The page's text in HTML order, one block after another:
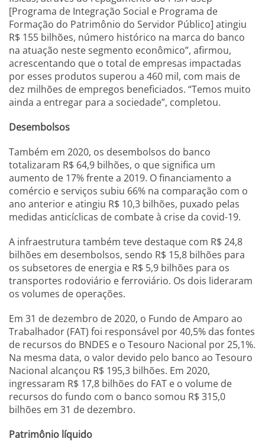
[Programa de Integração Social e Programa de
Formação do Patrimônio do Servidor Público] atingiu
R$ 155 bilhões, número histórico na marca do banco
na atuação neste segmento econômico”, afirmou,
acrescentando que o total de empresas impactadas
por esses produtos superou a 460 mil, com mais de
dez milhões de empregos beneficiados. “Temos muito
ainda a entregar para a sociedade”, completou.
Desembolsos
Também em 2020, os desembolsos do banco
totalizaram R$ 64,9 bilhões, o que significa um
aumento de 17% frente a 2019. O financiamento a
comércio e serviços subiu 66% na comparação com o
ano anterior e atingiu R$ 10,3 bilhões, puxado pelas
medidas anticíclicas de combate à crise da covid-19.
A infraestrutura também teve destaque com R$ 24,8
bilhões em desembolsos, sendo R$ 15,8 bilhões para
os subsetores de energia e R$ 5,9 bilhões para os
transportes rodoviário e ferroviário. Os dois lideraram
os volumes de operações.
Em 31 de dezembro de 2020, o Fundo de Amparo ao
Trabalhador (FAT) foi responsável por 40,5% das fontes
de recursos do BNDES e o Tesouro Nacional por 25,1%.
Na mesma data, o valor devido pelo banco ao Tesouro
Nacional alcançou R$ 195,3 bilhões. Em 2020,
ingressaram R$ 17,8 bilhões do FAT e o volume de
recursos do fundo com o banco somou R$ 315,0
bilhões em 31 de dezembro.
Patrimônio líquido